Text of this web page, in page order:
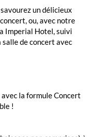
un délicieux
ou, avec notre
Imperial Hotel, suivi
salle de concert avec
la formule Concert
!